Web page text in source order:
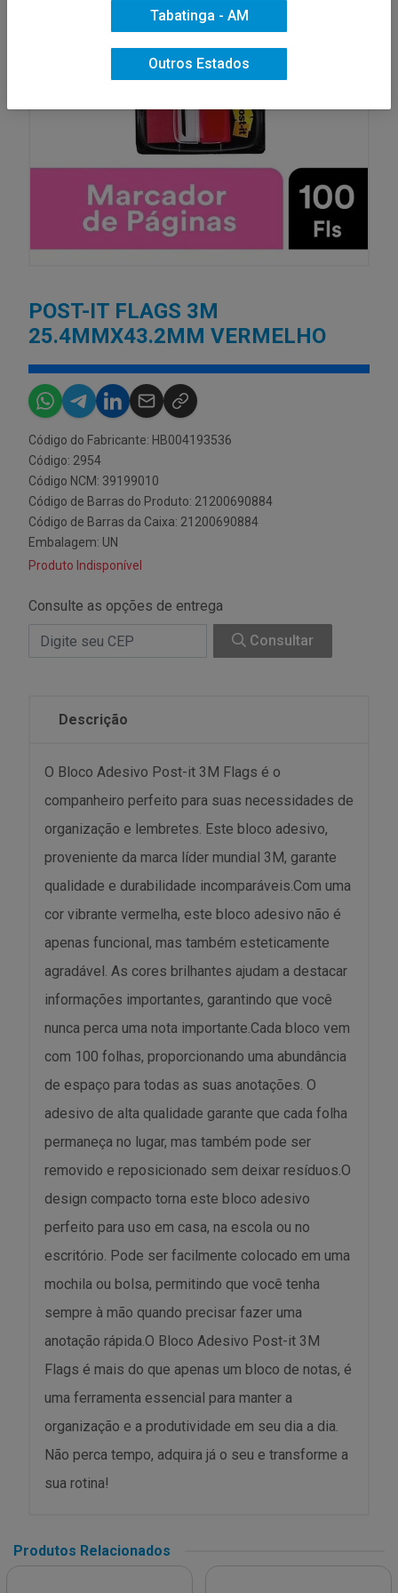
POST-IT FLAGS 3M
25.4MMX43.2MM VERMELHO
Código do Fabricante: HB004193536
Código: 2954
Código NCM: 39199010
Código de Barras do Produto: 21200690884
Código de Barras da Caixa: 21200690884
Embalagem: UN
Produto Indisponível
Consulte as opções de entrega
Consultar
Descrição
O Bloco Adesivo Post-it 3M Flags é o
companheiro perfeito para suas necessidades de
organização e lembretes. Este bloco adesivo,
proveniente da marca líder mundial 3M, garante
qualidade e durabilidade incomparáveis.Com uma
cor vibrante vermelha, este bloco adesivo não é
apenas funcional, mas também esteticamente
agradável. As cores brilhantes ajudam a destacar
informações importantes, garantindo que você
nunca perca uma nota importante.Cada bloco vem
com 100 folhas, proporcionando uma abundância
de espaço para todas as suas anotações. O
adesivo de alta qualidade garante que cada folha
permaneça no lugar, mas também pode ser
removido e reposicionado sem deixar resíduos.O
design compacto torna este bloco adesivo
perfeito para uso em casa, na escola ou no
escritório. Pode ser facilmente colocado em uma
mochila ou bolsa, permitindo que você tenha
sempre à mão quando precisar fazer uma
anotação rápida.O Bloco Adesivo Post-it 3M
Flags é mais do que apenas um bloco de notas, é
uma ferramenta essencial para manter a
organização e a produtividade em seu dia a dia.
Não perca tempo, adquira já o seu e transforme a
sua rotina!
Produtos Relacionados
Tabatinga - AM
Outros Estados